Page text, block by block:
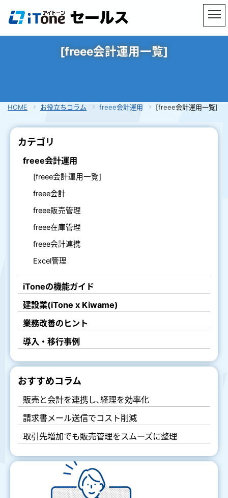
[freee会計運用一覧]
HOME お役立ちコラム freee会計運用 [freee会計運用一覧]
カテゴリ
freee会計運用
[freee会計運用一覧]
freee会計
freee販売管理
freee在庫管理
freee会計連携
Excel管理
iToneの機能ガイド
建設業(iTone x Kiwame)
業務改善のヒント
導入・移行事例
おすすめコラム
販売と会計を連携し､経理を効率化
請求書メール送信でコスト削減
取引先増加でも販売管理をスムーズに整理